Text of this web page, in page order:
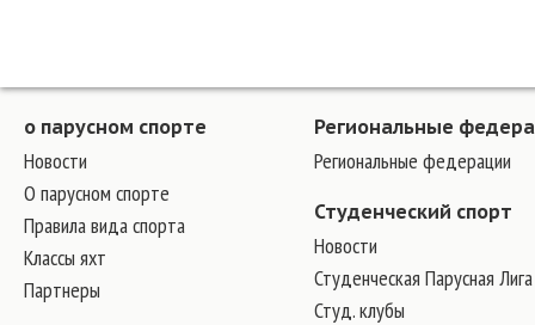
о парусном спорте
Новости
О парусном спорте
Правила вида спорта
Классы яхт
Партнеры
Региональные
Региональные федерации
Студенческий спорт
Новости
Студенческая Парусная Лига
Студ. клубы